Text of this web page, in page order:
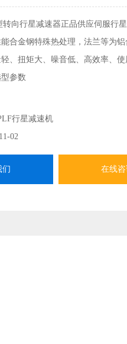
转向行星减速器正品供应伺服行
合金钢特殊热处理，法兰等为
、扭矩大、噪音低、高效率、
参数
行星减速机
02
们 在线咨